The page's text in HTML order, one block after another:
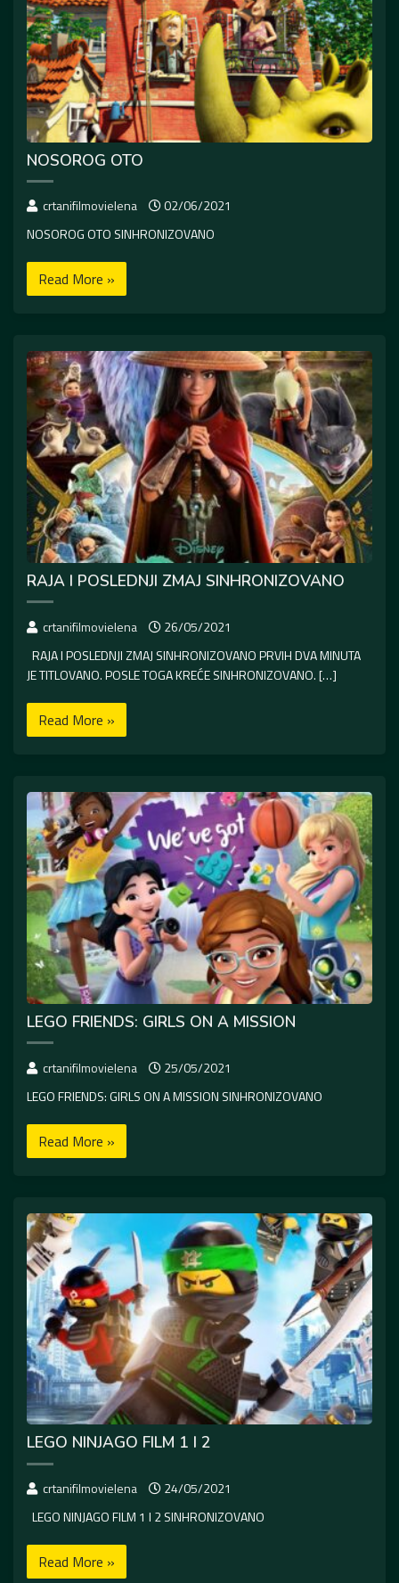
NOSOROG OTO
crtanifilmovielena
02/06/2021
NOSOROG OTO SINHRONIZOVANO
Read More »
RAJA I POSLEDNJI ZMAJ SINHRONIZOVANO
crtanifilmovielena
26/05/2021
RAJA I POSLEDNJI ZMAJ SINHRONIZOVANO PRVIH DVA MINUTA
JE TITLOVANO. POSLE TOGA KREĆE SINHRONIZOVANO. […]
Read More »
LEGO FRIENDS: GIRLS ON A MISSION
crtanifilmovielena
25/05/2021
LEGO FRIENDS: GIRLS ON A MISSION SINHRONIZOVANO
Read More »
LEGO NINJAGO FILM 1 I 2
crtanifilmovielena
24/05/2021
LEGO NINJAGO FILM 1 I 2 SINHRONIZOVANO
Read More »